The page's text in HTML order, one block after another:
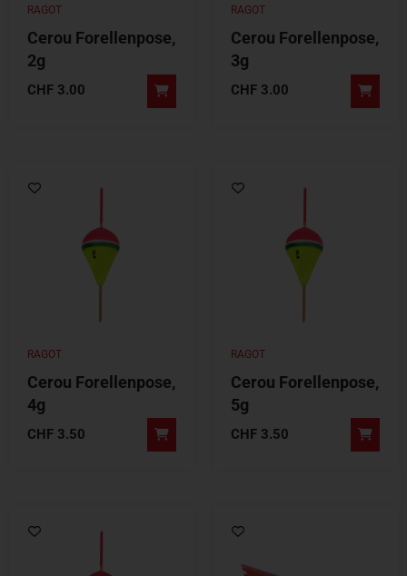
RAGOT
Cerou Forellenpose,
2g
CHF 3.00
RAGOT
Cerou Forellenpose,
3g
CHF 3.00
RAGOT
Cerou Forellenpose,
4g
CHF 3.50
RAGOT
Cerou Forellenpose,
5g
CHF 3.50